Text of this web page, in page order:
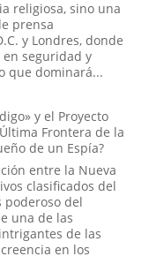
religiosa, sino una
prensa
y Londres, donde
seguridad y
que dominará...
y el Proyecto
Frontera de la
de un Espía?
entre la Nueva
clasificados del
poderoso del
una de las
de las
en los